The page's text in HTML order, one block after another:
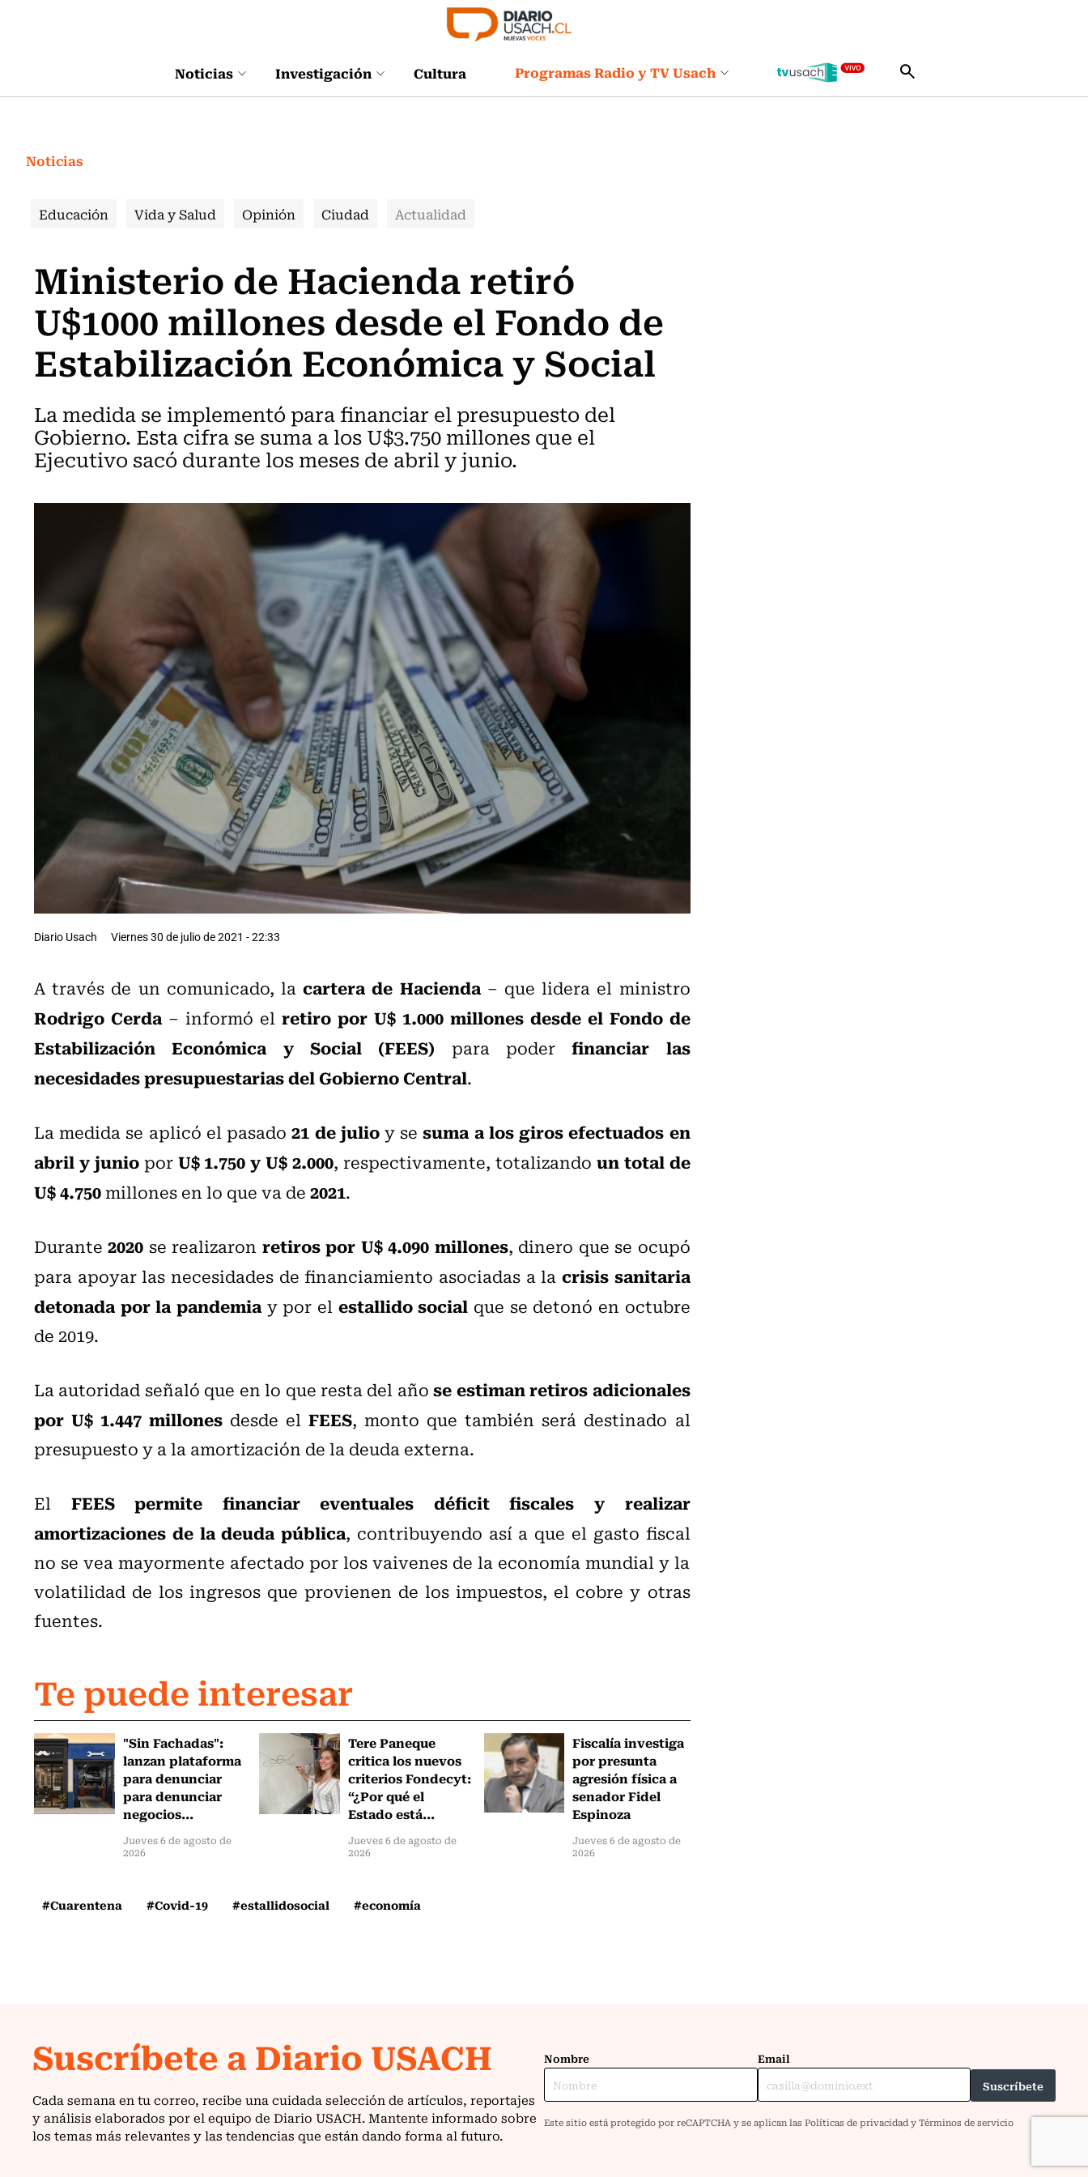
Noticias Investigación Cultura Programas Radio y TV Usach
Noticias
Educación Vida y Salud Opinión Ciudad Actualidad
Ministerio de Hacienda retiró
U$1000 millones desde el Fondo de
Estabilización Económica y Social
La medida se implementó para financiar el presupuesto del
Gobierno. Esta cifra se suma a los U$3.750 millones que el
Ejecutivo sacó durante los meses de abril y junio.
Diario Usach Viernes 30 de julio de 2021 - 22:33
A través de un comunicado, lacartera de Hacienda– que lidera el ministro
Rodrigo Cerda– informó el retiro por U$ 1.000 millones desde el Fondo de
Estabilización Económica y Social (FEES) para poderfinanciar las
necesidades presupuestarias del Gobierno Central.
La medida se aplicó el pasado21 de julioy sesuma a los giros efectuados en
abril y junioporU$ 1.750 y U$ 2.000, respectivamente, totalizando un total de
U$ 4.750millones en lo que va de2021.
Durante2020 se realizaron retiros por U$ 4.090 millones, dinero que se ocupó
para apoyar las necesidades de financiamiento asociadas a la crisis sanitaria
detonada por la pandemiay por elestallido social que se detonó en octubre
de 2019.
La autoridad señaló que en lo que resta del añose estiman retiros adicionales
por U$ 1.447 millones desde elFEES, monto que también será destinado al
presupuesto y a la amortización de la deuda externa.
El FEES
permite financiar eventuales déficit fiscales y realizar
amortizaciones de la deuda pública, contribuyendo así a que el gasto fiscal
no se vea mayormente afectado por los vaivenes de la economía mundial y la
volatilidad de los ingresos que provienen de los impuestos, el cobre y otras
fuentes.
Te puede interesar
"Sin Fachadas":
lanzan plataforma
para denunciar
para denunciar
negocios...
Jueves 6 de agosto de
2026
Tere Paneque
critica los nuevos
criterios Fondecyt:
“¿Por qué el
Estado está...
Jueves 6 de agosto de
2026
Fiscalía investiga
por presunta
agresión física a
senador Fidel
Espinoza
Jueves 6 de agosto de
2026
#Cuarentena #Covid-19 #estallidosocial #economía